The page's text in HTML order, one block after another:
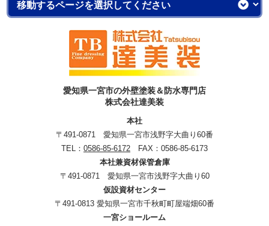
愛知県一宮市の外壁塗装＆防水専門店
株式会社達美装
本社
〒491-0871 愛知県一宮市浅野字大曲り60番
TEL： 0586-85-6172 FAX：0586-85-6173
本社兼資材保管倉庫
〒491-0871 愛知県一宮市浅野字大曲り60
仮設資材センター
〒491-0813 愛知県一宮市千秋町町屋端畑60番
一宮ショールーム